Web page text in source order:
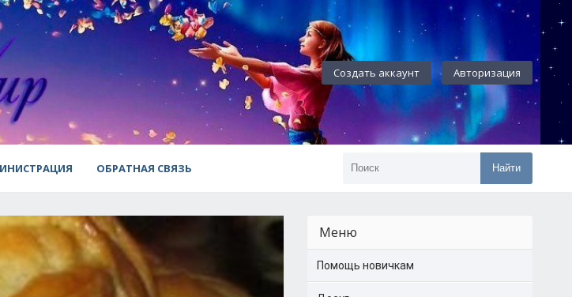
Создать аккаунт Авторизация
ОБРАТНАЯ СВЯЗЬ Найти
Меню
Помощь новичкам